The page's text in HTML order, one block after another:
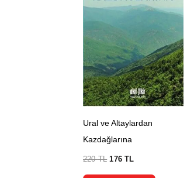
Ural ve Altaylardan
Kazdağlarına
220TL 176TL